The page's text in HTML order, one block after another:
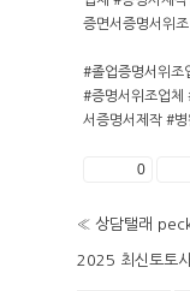
증면서증명서위
#졸업증명서위조
#증명서위조업체
서증명서제작 #
0
«